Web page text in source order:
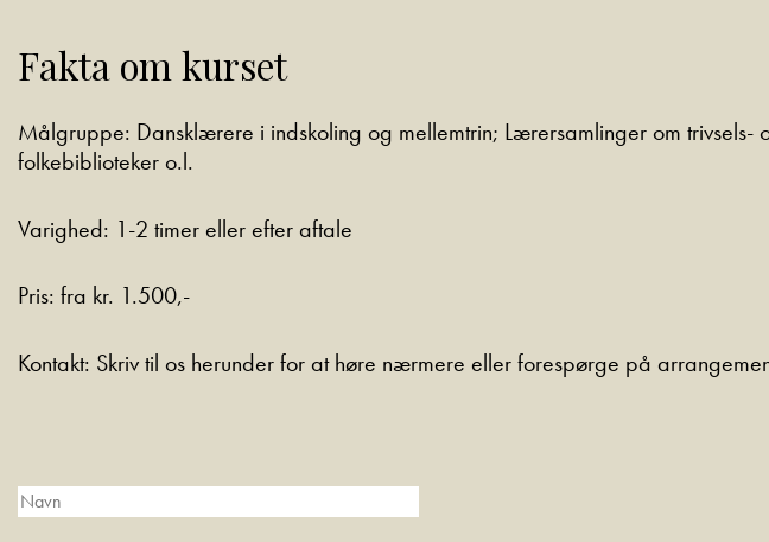
Fakta om kurset
Målgruppe: Dansklærere i indskoling og mellemtrin; Lærersamlinger om
folkebiblioteker o.l.
Varighed: 1-2 timer eller efter aftale
Pris: fra kr. 1.500,-
Kontakt: Skriv til os herunder for at høre nærmere eller forespørge på